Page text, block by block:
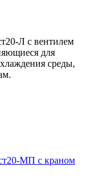
Л с вентилем
для
среды,
МП с краном